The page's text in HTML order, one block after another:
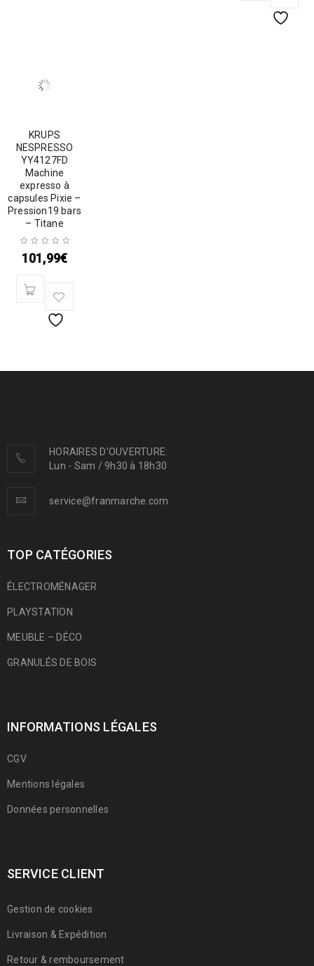
KRUPS
NESPRESSO
YY4127FD
Machine
expresso à
capsules Pixie –
Pression19 bars
– Titane
101,99€
HORAIRES D'OUVERTURE:
Lun - Sam / 9h30 à 18h30
service@franmarche.com
TOP CATÉGORIES
ÉLECTROMÉNAGER
PLAYSTATION
MEUBLE – DÉCO
GRANULÉS DE BOIS
INFORMATIONS LÉGALES
CGV
Mentions légales
Données personnelles
SERVICE CLIENT
Gestion de cookies
Livraison & Expédition
Retour & remboursement